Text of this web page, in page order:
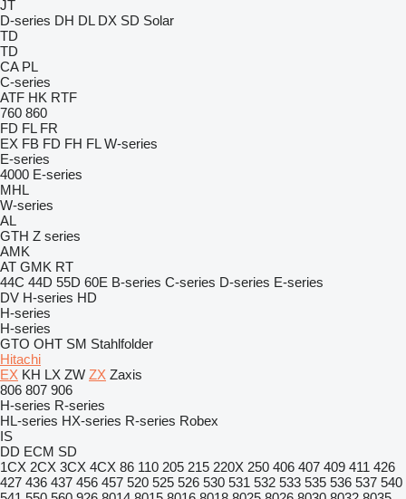
JT
D-series DH DL DX SD Solar
TD
TD
CA PL
C-series
ATF HK RTF
760 860
FD FL FR
EX FB FD FH FL W-series
E-series
4000 E-series
MHL
W-series
AL
GTH Z series
AMK
AT GMK RT
44C 44D 55D 60E B-series C-series D-series E-series
DV H-series HD
H-series
H-series
GTO OHT SM Stahlfolder
Hitachi
EX KH LX ZW ZX Zaxis
806 807 906
H-series R-series
HL-series HX-series R-series Robex
IS
DD ECM SD
1CX 2CX 3CX 4CX 86 110 205 215 220X 250 406 407 409 411 426
427 436 437 456 457 520 525 526 530 531 532 533 535 536 537 540